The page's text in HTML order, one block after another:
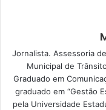
comércio ambulante:
situação dos
prejudicam as
mesmo dos
No último sábado
CMTU promoveu a
Jornalista. Assessoria
Municipal de
Graduado em
graduado em “Gestão
pela Universidade